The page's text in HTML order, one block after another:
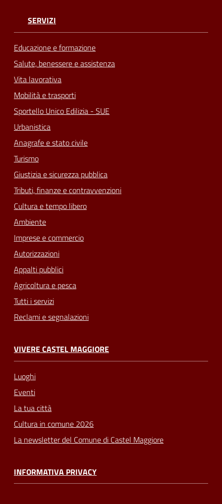
SERVIZI
Educazione e formazione
Salute, benessere e assistenza
Vita lavorativa
Mobilità e trasporti
Sportello Unico Edilizia - SUE
Urbanistica
Anagrafe e stato civile
Turismo
Giustizia e sicurezza pubblica
Tributi, finanze e contravvenzioni
Cultura e tempo libero
Ambiente
Imprese e commercio
Autorizzazioni
Appalti pubblici
Agricoltura e pesca
Tutti i servizi
Reclami e segnalazioni
VIVERE CASTEL MAGGIORE
Luoghi
Eventi
La tua città
Cultura in comune 2026
La newsletter del Comune di Castel Maggiore
INFORMATIVA PRIVACY